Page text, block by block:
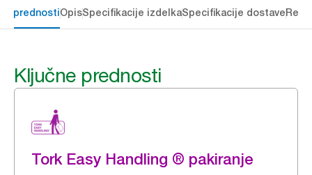
prednostiOpisSpecifikacije izdelkaSpecifikacije dostave
Ključne prednosti
Tork Easy Handling ® pakiranje